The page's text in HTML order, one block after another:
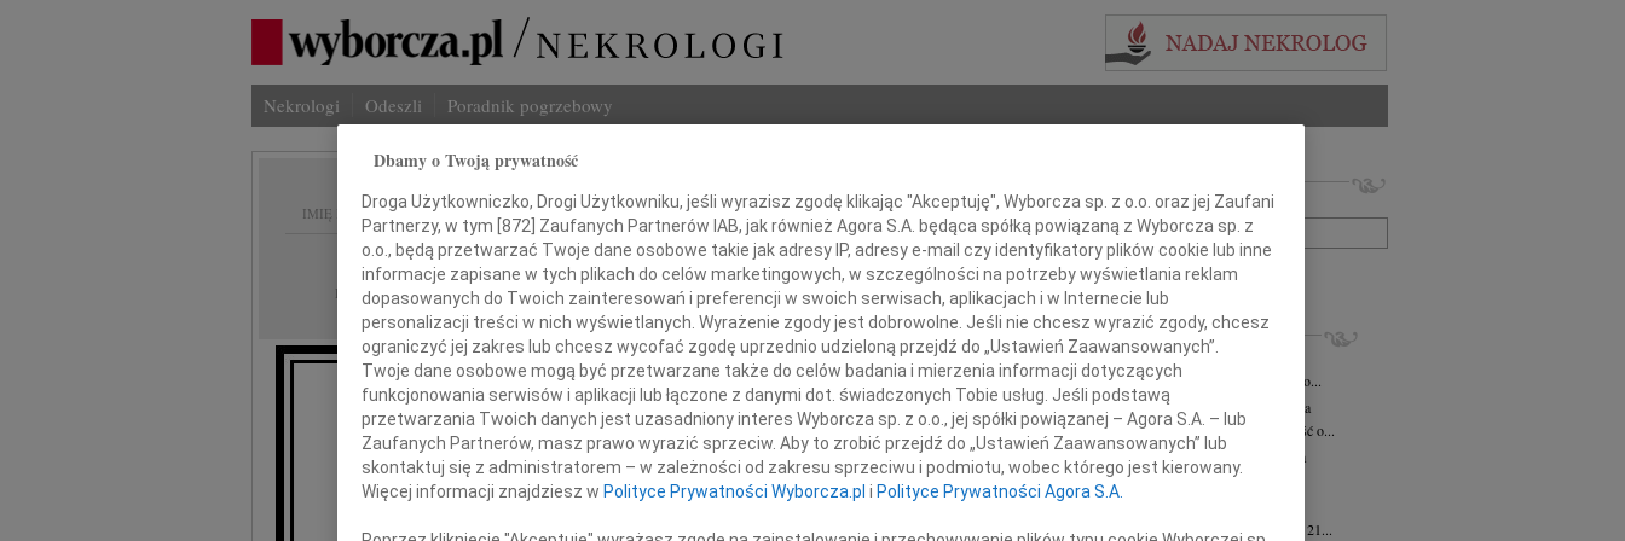
Nekrologi Odeszli Poradnik pogrzebowy
IMIĘ I NAZWISKO:
REGION: Warszawa
DATA EMISJI: 01.04.2010
Koleżance
Dorocie Osak
Imię i nazwisko lub numer ogłoszenia:
+ szukanie zaawansowane
INNE NEKROLOGI
Eugeniusz Butruk 05.08.2026
Z ogromnym żalem przyjęliśmy wiadomość o...
Małgorzata Kościelska
Warszawa
Z głębokim smutkiem przyjęliśmy wiadomość o...
Andrzej Komorowski
Warszawa
27 lipca 2026 roku odszedł Śp. Andrzej...
Inocentyna Karkocha
Mgr farm. Inocentyna Karkocha zmarła dnia 21...
Dbamy o Twoją prywatność
Droga Użytkowniczko, Drogi Użytkowniku, jeśli wyrazisz zgodę klikając "Akceptuję", Wyborcza sp. z o.o. oraz jej Zaufani
Partnerzy, w tym [872] Zaufanych Partnerów IAB, jak również Agora S.A. będąca spółką powiązaną z Wyborcza sp. z
o.o., będą przetwarzać Twoje dane osobowe takie jak adresy IP, adresy e-mail czy identyfikatory plików cookie lub inne
informacje zapisane w tych plikach do celów marketingowych, w szczególności na potrzeby wyświetlania reklam
dopasowanych do Twoich zainteresowań i preferencji w swoich serwisach, aplikacjach i w Internecie lub
personalizacji treści w nich wyświetlanych. Wyrażenie zgody jest dobrowolne. Jeśli nie chcesz wyrazić zgody, chcesz
ograniczyć jej zakres lub chcesz wycofać zgodę uprzednio udzieloną przejdź do „Ustawień Zaawansowanych”.
Twoje dane osobowe mogą być przetwarzane także do celów badania i mierzenia informacji dotyczących
funkcjonowania serwisów i aplikacji lub łączone z danymi dot. świadczonych Tobie usług. Jeśli podstawą
przetwarzania Twoich danych jest uzasadniony interes Wyborcza sp. z o.o., jej spółki powiązanej – Agora S.A. – lub
Zaufanych Partnerów, masz prawo wyrazić sprzeciw. Aby to zrobić przejdź do „Ustawień Zaawansowanych” lub
skontaktuj się z administratorem – w zależności od zakresu sprzeciwu i podmiotu, wobec którego jest kierowany.
Więcej informacji znajdziesz w Polityce Prywatności Wyborcza.pl i Polityce Prywatności Agora S.A.